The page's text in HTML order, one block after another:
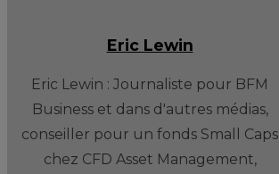
Eric Lewin
Eric Lewin : Journaliste pour BFM
Business et dans d'autres médias,
conseiller pour un fonds Small Caps
chez CFD Asset Management,